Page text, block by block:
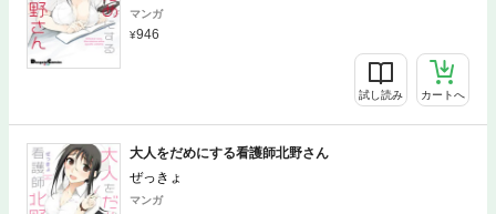
マンガ
946
試し読み カートへ
大人をだめにする看護師北野さん
ぜっきょ
マンガ